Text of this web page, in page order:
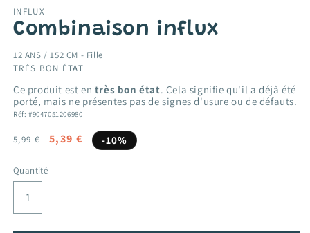
dans
fenêtre
INFLUX
Combinaison influx
12 ANS / 152 CM - Fille
TRÉS BON ÉTAT
Ce produit est en très bon état. Cela signifie qu'il a déjà été
porté, mais ne présentes pas de signes d'usure ou de défauts.
Réf: #9047051206980
Prix
5,99 €
Prix
5,39 € -10%
Quantité